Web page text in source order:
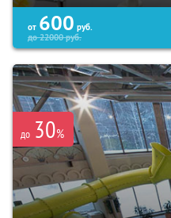
от 600 руб.
до22000руб.
до 30%